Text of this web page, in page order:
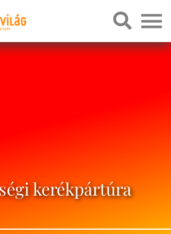
kerékpártúra